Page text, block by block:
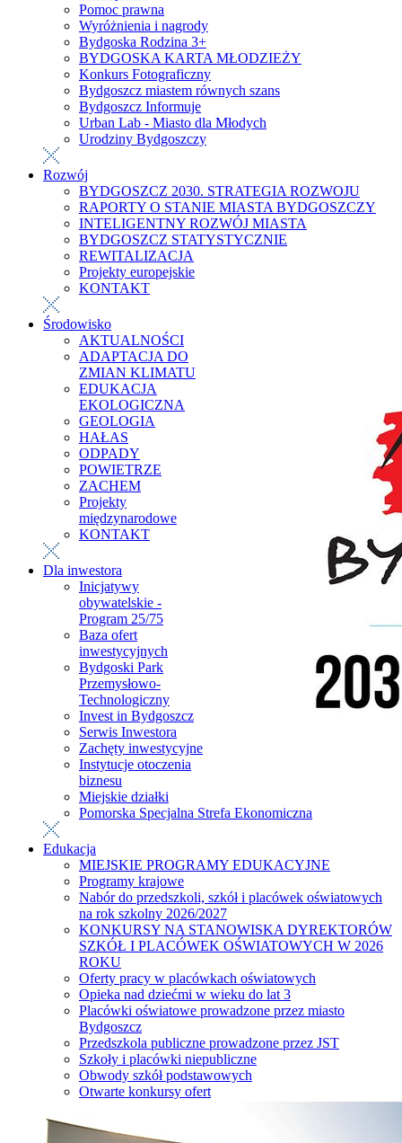
Pomoc prawna
Wyróżnienia i nagrody
Bydgoska Rodzina 3+
BYDGOSKA KARTA MŁODZIEŻY
Konkurs Fotograficzny
Bydgoszcz miastem równych szans
Bydgoszcz Informuje
Urban Lab - Miasto dla Młodych
Urodziny Bydgoszczy
Rozwój
BYDGOSZCZ 2030. STRATEGIA ROZWOJU
RAPORTY O STANIE MIASTA BYDGOSZCZY
INTELIGENTNY ROZWÓJ MIASTA
BYDGOSZCZ STATYSTYCZNIE
REWITALIZACJA
Projekty europejskie
KONTAKT
Środowisko
AKTUALNOŚCI
ADAPTACJA DO
ZMIAN KLIMATU
EDUKACJA
EKOLOGICZNA
GEOLOGIA
HAŁAS
ODPADY
POWIETRZE
ZACHEM
Projekty
międzynarodowe
KONTAKT
Dla inwestora
Inicjatywy
obywatelskie -
Program 25/75
Baza ofert
inwestycyjnych
Bydgoski Park
Przemysłowo-
Technologiczny
Invest in Bydgoszcz
Serwis Inwestora
Zachęty inwestycyjne
Instytucje otoczenia
biznesu
Miejskie działki
Pomorska Specjalna Strefa Ekonomiczna
Edukacja
MIEJSKIE PROGRAMY EDUKACYJNE
Programy krajowe
Nabór do przedszkoli, szkół i placówek oświatowych
na rok szkolny 2026/2027
KONKURSY NA STANOWISKA DYREKTORÓW
SZKÓŁ I PLACÓWEK OŚWIATOWYCH W 2026
ROKU
Oferty pracy w placówkach oświatowych
Opieka nad dziećmi w wieku do lat 3
Placówki oświatowe prowadzone przez miasto
Bydgoszcz
Przedszkola publiczne prowadzone przez JST
Szkoły i placówki niepubliczne
Obwody szkół podstawowych
Otwarte konkursy ofert